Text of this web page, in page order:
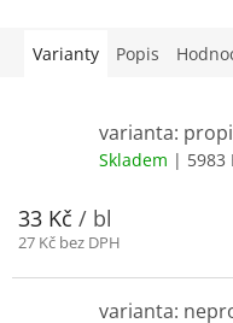
Varianty Popis
varianta:
Skladem | 5983
33 Kč / bl
27 Kč bez DPH
varianta: